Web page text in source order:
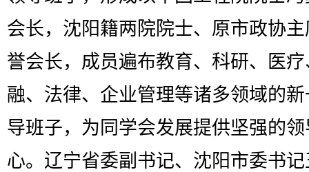
会长，沈阳籍两院院士、原市政协
誉会长，成员遍布教育、科研、医
融、法律、企业管理等诸多领域的
导班子，为同学会发展提供坚强的
心。辽宁省委副书记、沈阳市委书